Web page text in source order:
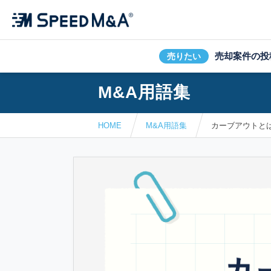
売りたい 売却案件の投
M&A用語集
HOME M&A用語集 カーブアウトと